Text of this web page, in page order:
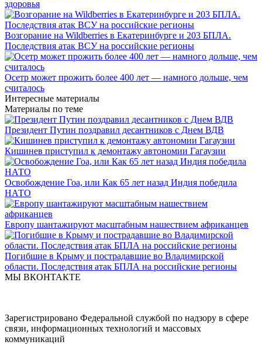
здоровья
Возгорание на Wildberries в Екатеринбурге и 203 БПЛА.
Последствия атак ВСУ на российские регионы
Осетр может прожить более 400 лет — намного дольше, чем
считалось
Интересные материалы
Материалы по теме
Президент Путин поздравил десантников с Днем ВДВ
Кишинев приступил к демонтажу автономии Гагаузии
Освобождение Гоа, или Как 65 лет назад Индия победила
НАТО
Европу шантажируют масштабным нашествием африканцев
Погибшие в Крыму и пострадавшие во Владимирской
области. Последствия атак БПЛА на российские регионы
МЫ ВКОНТАКТЕ
Зарегистрировано Федеральной службой по надзору в сфере
связи, информационных технологий и массовых
коммуникаций